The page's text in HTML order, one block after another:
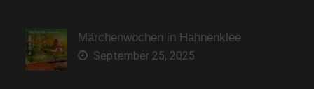
Märchenwochen in Hahnenklee
September 25, 2025